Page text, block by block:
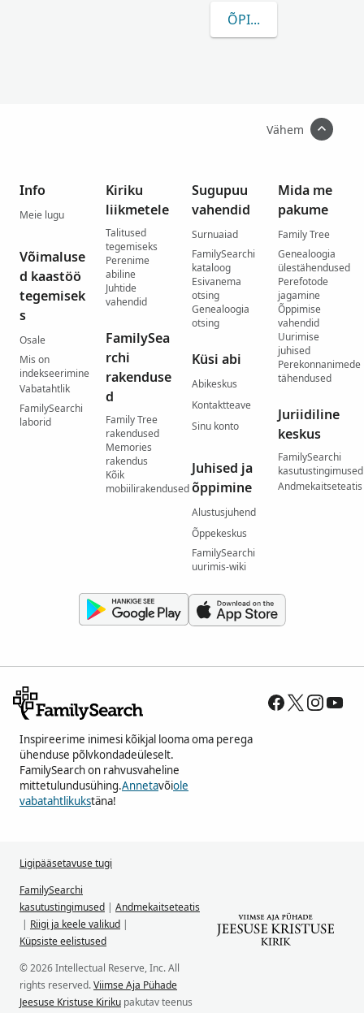
ÕPI ROHKEM
Vähem
Info
Meie lugu
Võimaluse
d kaastöö
tegemisek
s
Osale
Mis on
indekseerimine
Vabatahtlik
FamilySearchi
laborid
Kiriku
liikmetele
Talitused
tegemiseks
Perenime
abiline
Juhtide
vahendid
FamilySea
rchi
rakenduse
d
Family Tree
rakendused
Memories
rakendus
Kõik
mobiilirakendused
Sugupuu
vahendid
Surnuaiad
FamilySearchi
kataloog
Esivanema
otsing
Genealoogia
otsing
Küsi abi
Abikeskus
Kontaktteave
Sinu konto
Juhised ja
õppimine
Alustusjuhend
Õppekeskus
FamilySearchi
uurimis-wiki
Mida me
pakume
Family Tree
Genealoogia
ülestähendused
Perefotode
jagamine
Õppimise
vahendid
Uurimise
juhised
Perekonnanimede
tähendused
Juriidiline
keskus
FamilySearchi
kasutustingimused
Andmekaitseteatis
Inspireerime inimesi kõikjal looma oma perega
ühenduse põlvkondadeüleselt.
FamilySearch on rahvusvaheline
mittetulundusühing.Annetavõiole
vabatahtlikukstäna!
Ligipääsetavuse tugi
FamilySearchi
kasutustingimused | Andmekaitseteatis
| Riigi ja keele valikud |
Küpsiste eelistused
© 2026 Intellectual Reserve, Inc. All
rights reserved.Viimse Aja Pühade
Jeesuse Kristuse Kiriku pakutav teenus